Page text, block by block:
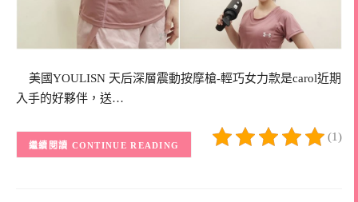
美國YOULISN 天后深層震動按摩槍-輕巧女力款是carol近期
入手的好夥伴，送…
(1)
CONTINUE READING